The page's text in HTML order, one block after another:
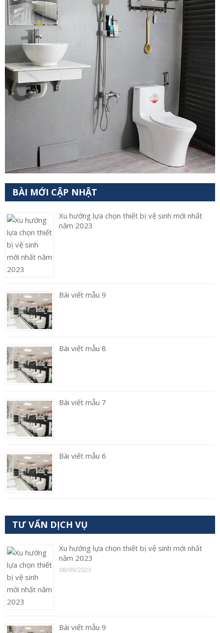
BÀI MỚI CẬP NHẬT
Xu hướng lựa chọn thiết bị vệ sinh mới nhất
năm 2023
Bài viết mẫu 9
Bài viết mẫu 8
Bài viết mẫu 7
Bài viết mẫu 6
TƯ VẤN DỊCH VỤ
Xu hướng lựa chọn thiết bị vệ sinh mới nhất
năm 2023
08/09/2023
Bài viết mẫu 9